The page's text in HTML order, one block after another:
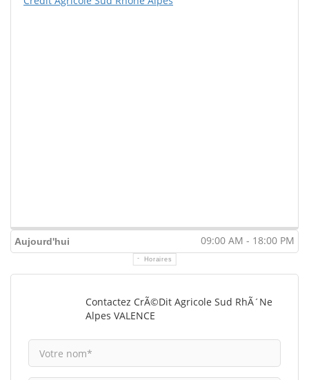
Aujourd'hui 09:00 AM - 18:00 PM
Horaires
Contactez CrÃ©dit Agricole Sud RhÃ´ne
Alpes VALENCE